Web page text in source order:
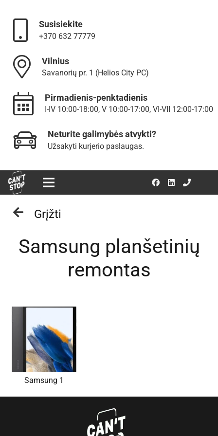
Susisiekite
+370 632 77779
Vilnius
Savanorių pr. 1 (Helios City PC)
Pirmadienis-penktadienis
I-IV 10:00-18:00, V 10:00-17:00, VI-VII 12:00-17:00
Neturite galimybės atvykti?
Užsakyti kurjerio paslaugas.
Grįžti
Samsung planšetinių
remontas
Samsung 1